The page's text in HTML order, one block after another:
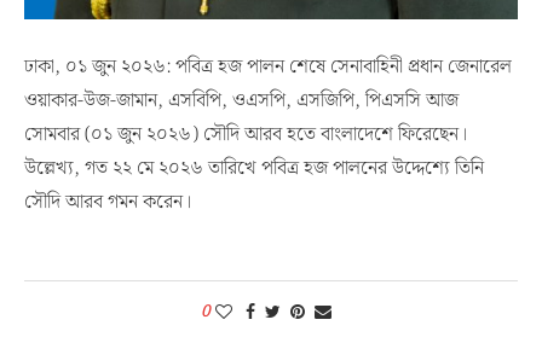
ঢাকা, ০১ জুন ২০২৬: পবিত্র হজ পালন শেষে সেনাবাহিনী প্রধান জেনারেল
ওয়াকার-উজ-জামান, এসবিপি, ওএসপি, এসজিপি, পিএসসি আজ
সোমবার (০১ জুন ২০২৬) সৌদি আরব হতে বাংলাদেশে ফিরেছেন।
উল্লেখ্য, গত ২২ মে ২০২৬ তারিখে পবিত্র হজ পালনের উদ্দেশ্যে তিনি
সৌদি আরব গমন করেন।
0